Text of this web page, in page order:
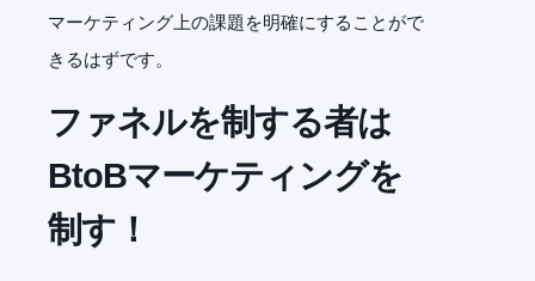
マーケティング上の課題を明確にすることがで
きるはずです。
ファネルを制する者は
BtoBマーケティングを
制す！